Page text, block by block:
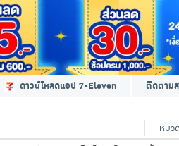
ดาวน์โหลดแอป 7-Eleven ติดตาม
หมว